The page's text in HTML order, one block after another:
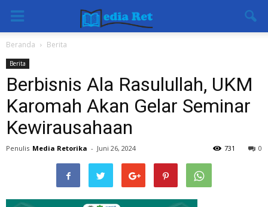
Beranda Berita
Berita
Berbisnis Ala Rasulullah, UKM
Karomah Akan Gelar Seminar
Kewirausahaan
Penulis Media Retorika - Juni 26, 2024 0
731